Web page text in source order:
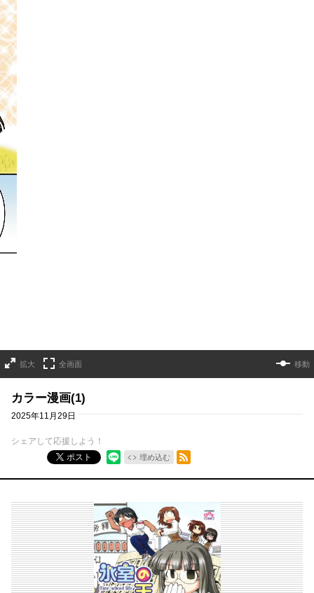
拡大 全画面 移動
カラー漫画(1)
2025年11月29日
シェアして応援しよう！
ポスト
埋め込む
RSSフィード